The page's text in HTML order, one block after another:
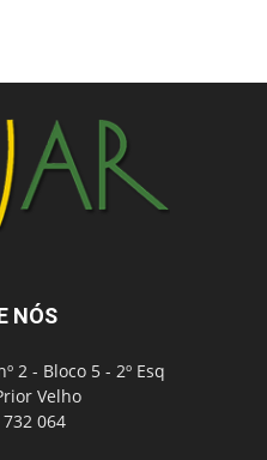
NÓS
2 - Bloco 5 - 2º Esq
Velho
064